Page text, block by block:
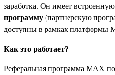
заработка. Он имеет встроенную
программу (партнерскую
доступны в рамках платформы
Как это работает?
Реферальная программа MAX